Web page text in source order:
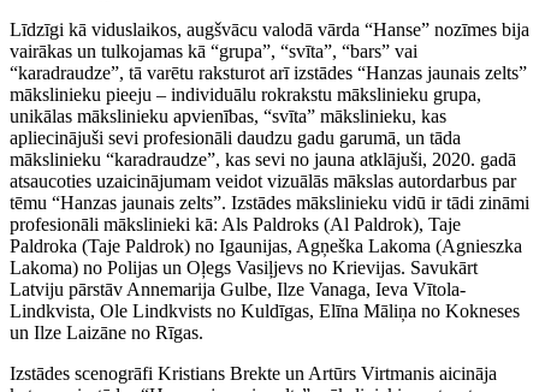
Līdzīgi kā viduslaikos, augšvācu valodā vārda “Hanse” nozīmes bija
vairākas un tulkojamas kā “grupa”, “svīta”, “bars” vai
“karadraudze”, tā varētu raksturot arī izstādes “Hanzas jaunais zelts”
mākslinieku pieeju – individuālu rokrakstu mākslinieku grupa,
unikālas mākslinieku apvienības, “svīta” mākslinieku, kas
apliecinājuši sevi profesionāli daudzu gadu garumā, un tāda
mākslinieku “karadraudze”, kas sevi no jauna atklājuši, 2020. gadā
atsaucoties uzaicinājumam veidot vizuālās mākslas autordarbus par
tēmu “Hanzas jaunais zelts”. Izstādes mākslinieku vidū ir tādi zināmi
profesionāli mākslinieki kā: Als Paldroks (Al Paldrok), Taje
Paldroka (Taje Paldrok) no Igaunijas, Agņeška Lakoma (Agnieszka
Lakoma) no Polijas un Oļegs Vasiļjevs no Krievijas. Savukārt
Latviju pārstāv Annemarija Gulbe, Ilze Vanaga, Ieva Vītola-
Lindkvista, Ole Lindkvists no Kuldīgas, Elīna Māliņa no Kokneses
un Ilze Laizāne no Rīgas.
Izstādes scenogrāfi Kristians Brekte un Artūrs Virtmanis aicināja